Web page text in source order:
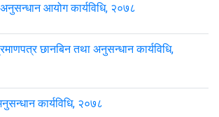
आयोग कार्यविधि, २०७८
छानबिन तथा अनुसन्धान कार्यविधि,
कार्यविधि, २०७८